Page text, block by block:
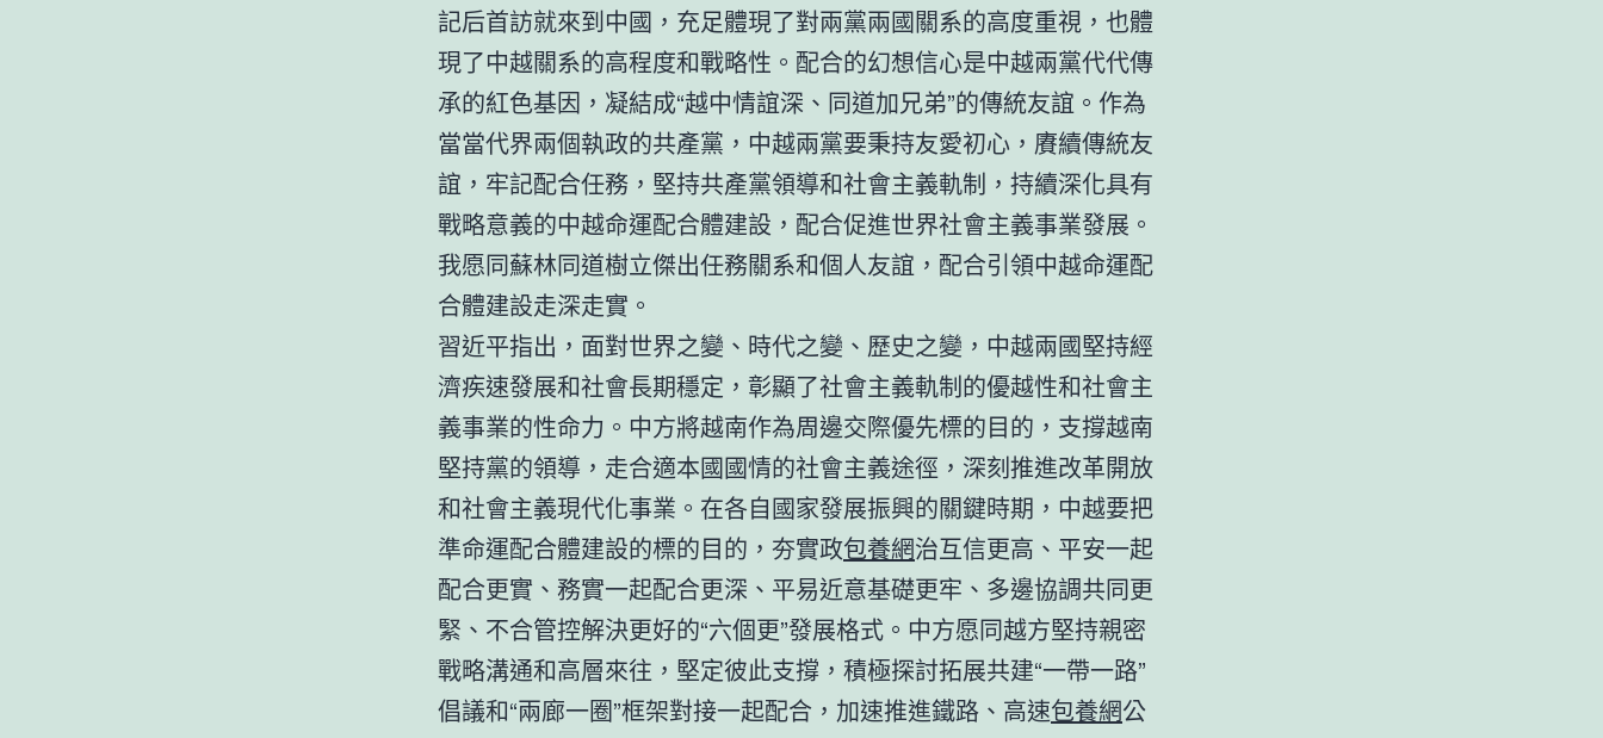
記后首訪就來到中國，充足體現了對兩黨兩國關系的高度重視，也體
現了中越關系的高程度和戰略性。配合的幻想信心是中越兩黨代代傳
承的紅色基因，凝結成“越中情誼深、同道加兄弟”的傳統友誼。作為
當當代界兩個執政的共產黨，中越兩黨要秉持友愛初心，賡續傳統友
誼，牢記配合任務，堅持共產黨領導和社會主義軌制，持續深化具有
戰略意義的中越命運配合體建設，配合促進世界社會主義事業發展。
我愿同蘇林同道樹立傑出任務關系和個人友誼，配合引領中越命運配
合體建設走深走實。
習近平指出，面對世界之變、時代之變、歷史之變，中越兩國堅持經
濟疾速發展和社會長期穩定，彰顯了社會主義軌制的優越性和社會主
義事業的性命力。中方將越南作為周邊交際優先標的目的，支撐越南
堅持黨的領導，走合適本國國情的社會主義途徑，深刻推進改革開放
和社會主義現代化事業。在各自國家發展振興的關鍵時期，中越要把
準命運配合體建設的標的目的，夯實政包養網治互信更高、平安一起
配合更實、務實一起配合更深、平易近意基礎更牢、多邊協調共同更
緊、不合管控解決更好的“六個更”發展格式。中方愿同越方堅持親密
戰略溝通和高層來往，堅定彼此支撐，積極探討拓展共建“一帶一路”
倡議和“兩廊一圈”框架對接一起配合，加速推進鐵路、高速包養網公